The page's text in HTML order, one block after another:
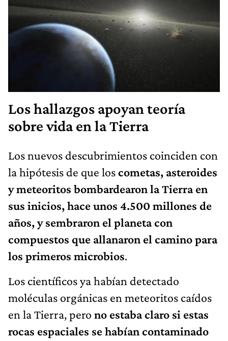
Los hallazgos apoyan teoría
sobre vida en la Tierra
Los nuevos descubrimientos coinciden con
la hipótesis de que loscometas, asteroides
y meteoritos bombardearon la Tierra en
sus inicios, hace unos 4.500 millones de
años, y sembraron el planeta con
compuestos que allanaron el camino para
los primeros microbios.
Los científicos ya habían detectado
moléculas orgánicas en meteoritos caídos
en la Tierra, pero no estaba claro si estas
rocas espaciales se habían contaminado